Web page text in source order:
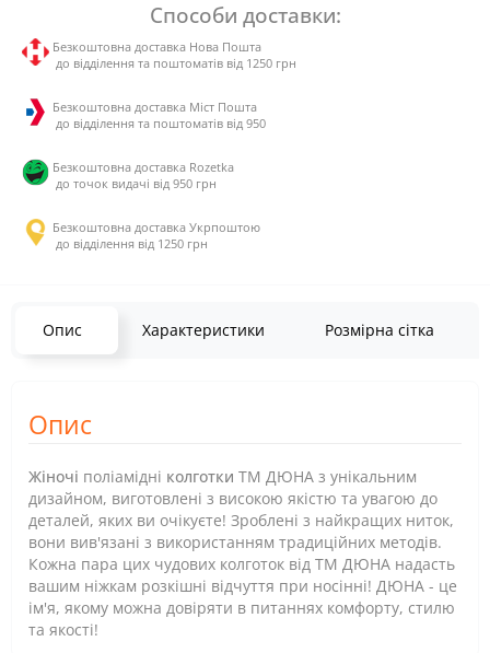
Способи доставки:
Безкоштовна доставка Нова Пошта
до відділення та поштоматів від 1250 грн
Безкоштовна доставка Міст Пошта
до відділення та поштоматів від 950
Безкоштовна доставка Rozetka
до точок видачі від 950 грн
Безкоштовна доставка Укрпоштою
до відділення від 1250 грн
Опис Характеристики Розмірна сітка
Опис
Жіночі поліамідні колготки ТМ ДЮНА з унікальним
дизайном, виготовлені з високою якістю та увагою до
деталей, яких ви очікуєте! Зроблені з найкращих ниток,
вони вив'язані з використанням традиційних методів.
Кожна пара цих чудових колготок від ТМ ДЮНА надасть
вашим ніжкам розкішні відчуття при носінні! ДЮНА - це
ім'я, якому можна довіряти в питаннях комфорту, стилю
та якості!